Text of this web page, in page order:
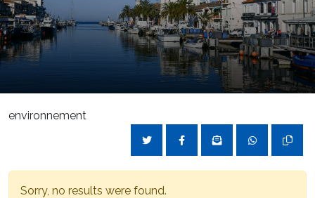
environnement
Sorry, no results were found.